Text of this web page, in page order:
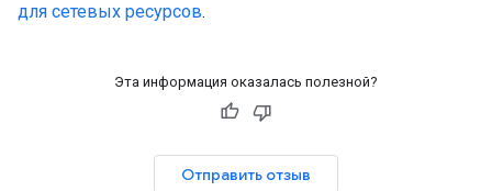
для сетевых ресурсов.
Эта информация оказалась полезной?
Отправить отзыв